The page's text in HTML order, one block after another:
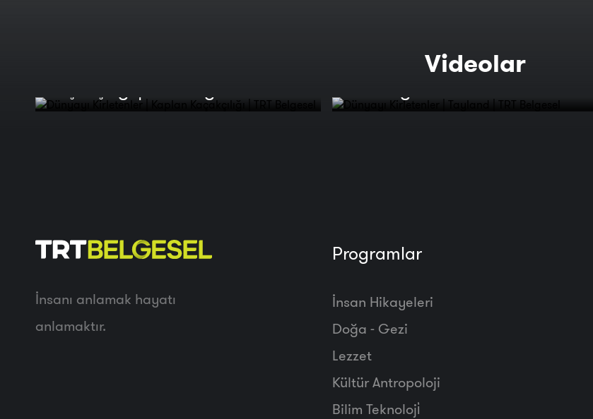
Videolar
Dünyayı Kirletenler | Tayland |
İnsanı anlamak hayatı
anlamaktır.
Programlar
İnsan Hikayeleri
Doğa - Gezi
Lezzet
Kültür Antropoloji
Bilim Teknoloji̇